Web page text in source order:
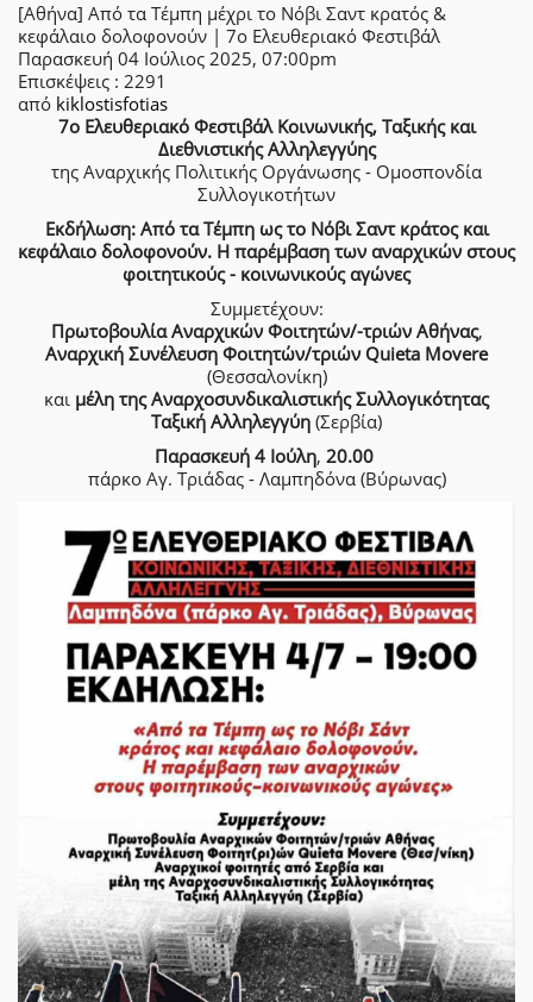
[Αθήνα] Από τα Τέμπη μέχρι το Νόβι Σαντ κρατός &
κεφάλαιο δολοφονούν | 7ο Ελευθεριακό Φεστιβάλ
Παρασκευή 04 Ιούλιος 2025, 07:00pm
Επισκέψεις : 2291
από kiklostisfotias
7ο Ελευθεριακό Φεστιβάλ Κοινωνικής, Ταξικής και
Διεθνιστικής Αλληλεγγύης
της Αναρχικής Πολιτικής Οργάνωσης - Ομοσπονδία
Συλλογικοτήτων
Εκδήλωση: Από τα Τέμπη ως το Νόβι Σαντ κράτος και
κεφάλαιο δολοφονούν. Η παρέμβαση των αναρχικών στους
φοιτητικούς - κοινωνικούς αγώνες
Συμμετέχουν:
Πρωτοβουλία Αναρχικών Φοιτητών/-τριών Αθήνας,
Αναρχική Συνέλευση Φοιτητών/τριών Quieta Movere
(Θεσσαλονίκη)
και μέλη της Αναρχοσυνδικαλιστικής Συλλογικότητας
Ταξική Αλληλεγγύη (Σερβία)
Παρασκευή 4 Ιούλη, 20.00
πάρκο Αγ. Τριάδας - Λαμπηδόνα (Βύρωνας)